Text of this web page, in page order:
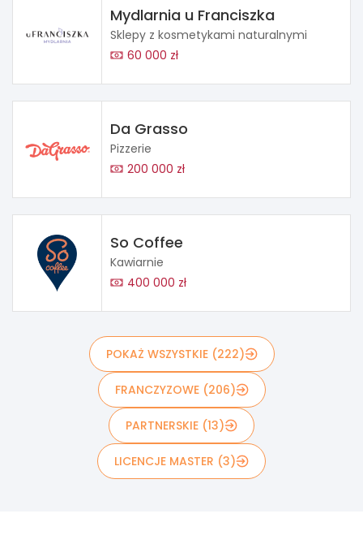
Mydlarnia u Franciszka
Sklepy z kosmetykami naturalnymi
60 000 zł
Da Grasso
Pizzerie
200 000 zł
So Coffee
Kawiarnie
400 000 zł
POKAŻ WSZYSTKIE (222)
FRANCZYZOWE (206)
PARTNERSKIE (13)
LICENCJE MASTER (3)